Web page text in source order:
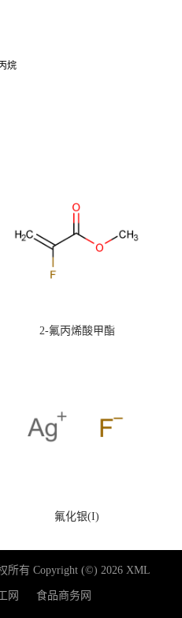
烷
2-氟丙烯酸甲酯
氟化银(I)
所有 Copyright (©) 2026 XML
网 食品商务网